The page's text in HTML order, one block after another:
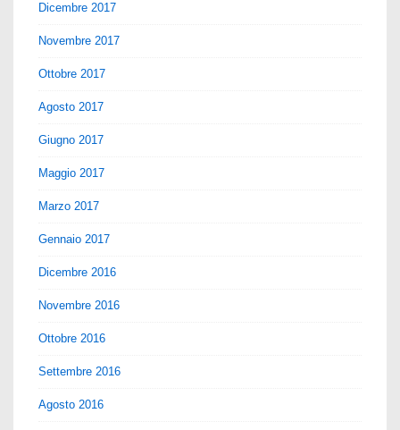
Dicembre 2017
Novembre 2017
Ottobre 2017
Agosto 2017
Giugno 2017
Maggio 2017
Marzo 2017
Gennaio 2017
Dicembre 2016
Novembre 2016
Ottobre 2016
Settembre 2016
Agosto 2016